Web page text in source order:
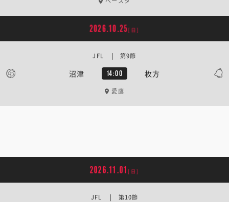
2026.10.25[日]
沼津 14:00 枚方
JFL | 第9節
愛鷹
2026.11.01 [日]
JFL | 第10節